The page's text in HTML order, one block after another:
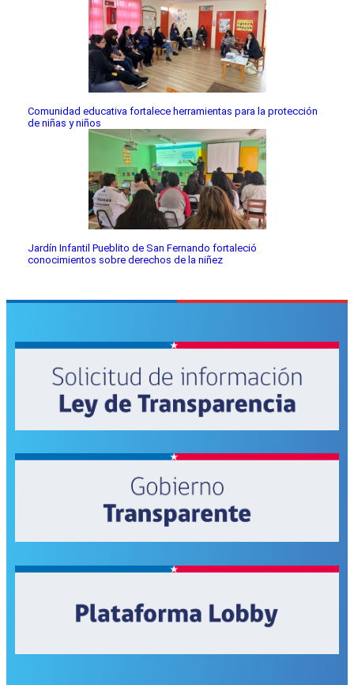
Comunidad educativa fortalece herramientas para la protección
de niñas y niños
Jardín Infantil Pueblito de San Fernando fortaleció
conocimientos sobre derechos de la niñez